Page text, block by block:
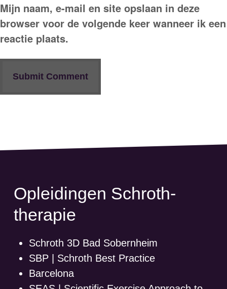
Mijn naam, e-mail en site opslaan in deze
browser voor de volgende keer wanneer ik een
reactie plaats.
Opleidingen Schroth-
therapie
Schroth 3D Bad Sobernheim
SBP | Schroth Best Practice
Barcelona